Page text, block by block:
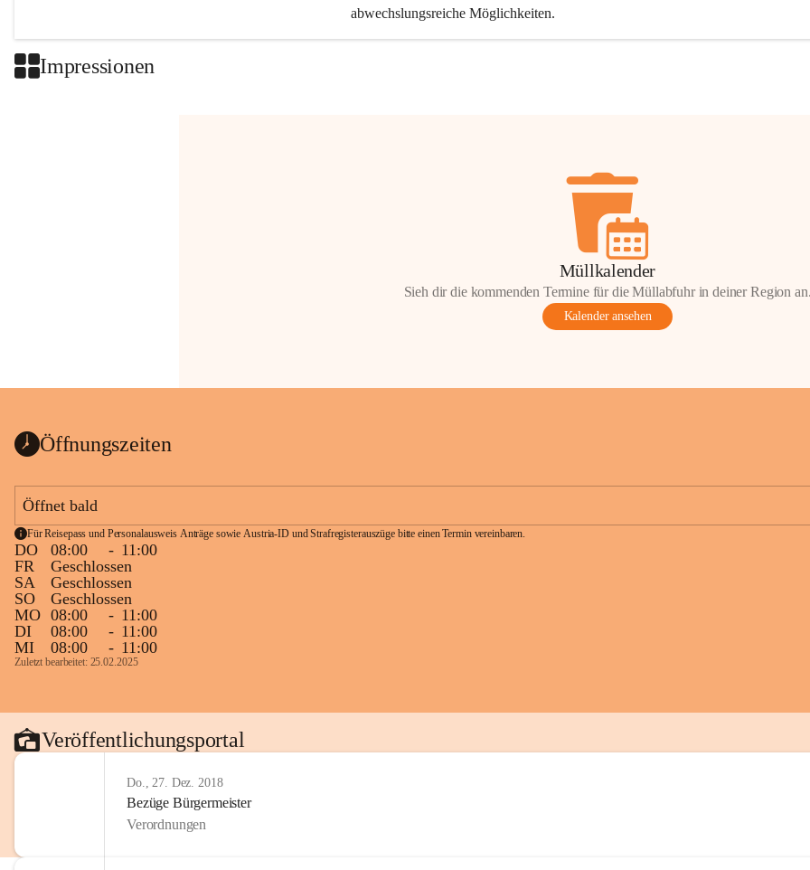
abwechslungsreiche Möglichkeiten.
Impressionen
Müllkalender
Sieh dir die kommenden Termine für die Müllabfuhr in deiner Region
Kalender ansehen
Öffnungszeiten
Öffnet bald
Für Reisepass und Personalausweis Anträge sowie Austria-ID und Strafregisterauszüge bitte einen Termin vereinbaren.
DO 08:00 - 11:00
FR
Geschlossen
SA
Geschlossen
SO
Geschlossen
MO 08:00 - 11:00
DI
08:00 - 11:00
MI
08:00 - 11:00
Zuletzt bearbeitet: 25.02.2025
Veröffentlichungsportal
Do., 27. Dez. 2018
Bezüge Bürgermeister
Verordnungen